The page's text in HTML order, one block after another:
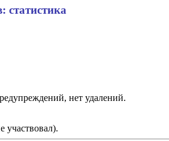
статистика
нет удалений.
участвовал).